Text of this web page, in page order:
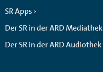
SR Apps
Der SR in der ARD Mediathek
Der SR in der ARD Audiothek